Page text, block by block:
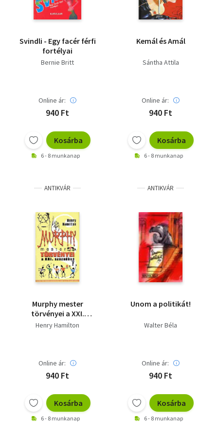
Svindli - Egy facér férfi
fortélyai
Bernie Britt
Online ár:
940 Ft
Kosárba
6 - 8 munkanap
Kemál és Amál
Sántha Attila
Online ár:
940 Ft
Kosárba
6 - 8 munkanap
ANTIKVÁR
Murphy mester
törvényei a XXI.
században
Henry Hamilton
Online ár:
940 Ft
Kosárba
6 - 8 munkanap
ANTIKVÁR
Unom a politikát!
Walter Béla
Online ár:
940 Ft
Kosárba
6 - 8 munkanap